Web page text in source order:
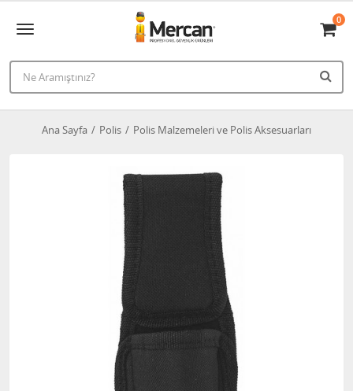
0
Ana Sayfa Polis Polis Malzemeleri ve Polis Aksesuarları